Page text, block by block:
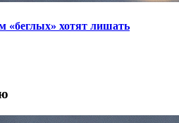
«беглых» хотят лишать